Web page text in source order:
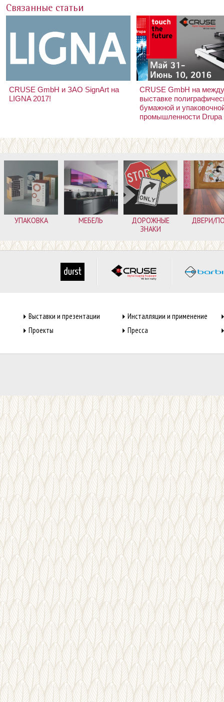
Связанные статьи
CRUSE GmbH и ЗАО SignArt на
LIGNA 2017!
CRUSE GmbH на
выставке
бумажной и
промышленности Drupa
УПАКОВКА МЕБЕЛЬ
ДОРОЖНЫЕ
ЗНАКИ
ДВЕРИ/
Выставки и презентации
Инсталляции и применение
Проекты
Пресса